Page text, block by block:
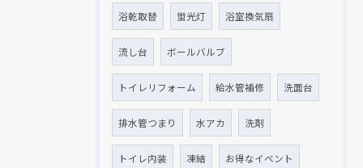
浴乾取替 蛍光灯 浴室換気扇
流し台 ボールバルブ
トイレリフォーム 給水管補修 洗面台
排水管つまり 水アカ 洗剤
トイレ内装 凍結 お得なイベント